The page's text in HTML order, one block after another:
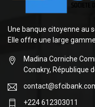
Une banque citoyenne au
Elle offre une large
Madina Corniche
Conakry, République
+224 612303011